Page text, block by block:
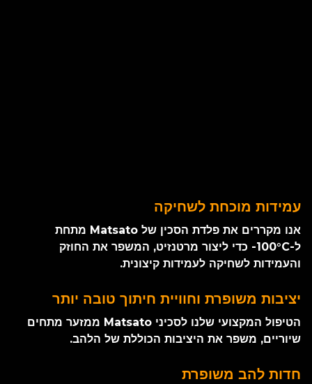
עמידות מוכחת לשחיקה
אנו מקררים את פלדת הסכין של Matsato מתחת
ל-100°C- כדי ליצור מרטנזיט, המשפר את החוזק
והעמידות לשחיקה לעמידות קיצונית.
יציבות משופרת וחוויית חיתוך טובה יותר
הטיפול המקצועי שלנו לסכיני Matsato ממזער מתחים
שיוריים, משפר את היציבות הכוללת של הלהב.
חדות להב משופרת